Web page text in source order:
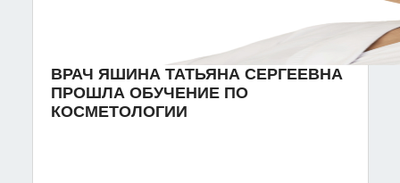
ВРАЧ ЯШИНА ТАТЬЯНА СЕРГЕЕВНА
ПРОШЛА ОБУЧЕНИЕ ПО
КОСМЕТОЛОГИИ